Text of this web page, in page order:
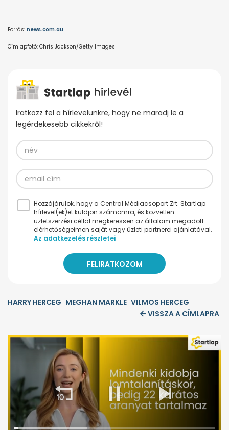
Forrás: news.com.au
Címlapfotó: Chris Jackson/Getty Images
Iratkozz fel a hírlevelünkre, hogy ne maradj le a
legérdekesebb cikkekről!
Hozzájárulok, hogy a Central Médiacsoport Zrt. Startlap
hírlevel(ek)et küldjön számomra, és közvetlen
üzletszerzési céllal megkeressen az általam megadott
elérhetőségeimen saját vagy üzleti partnerei ajánlatával.
Az adatkezelés részletei
HARRY HERCEG MEGHAN MARKLE VILMOS HERCEG
VISSZA A CÍMLAPRA